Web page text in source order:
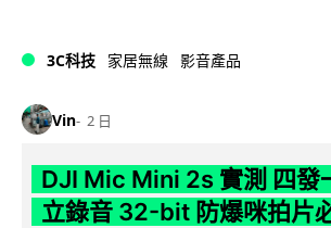
3C科技 家居無線 影音產品
Vin 2 日
DJI Mic Mini 2s 實測 四發
立錄音 32-bit 防爆咪拍片